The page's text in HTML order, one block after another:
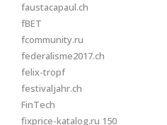
faustacapaul.ch
fBET
fcommunity.ru
federalisme2017.ch
felix-tropf
festivaljahr.ch
FinTech
fixprice-katalog.ru 150